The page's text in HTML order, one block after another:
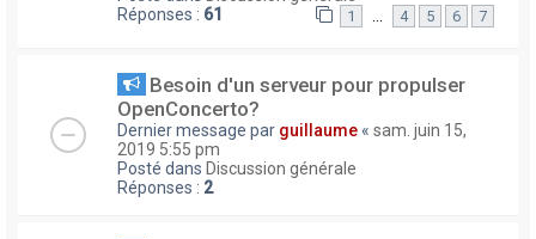
Réponses : 61 1 … 4 5 6 7
Besoin d'un serveur pour propulser
OpenConcerto?
Dernier message par guillaume « sam. juin 15,
2019 5:55 pm
Posté dans Discussion générale
Réponses : 2